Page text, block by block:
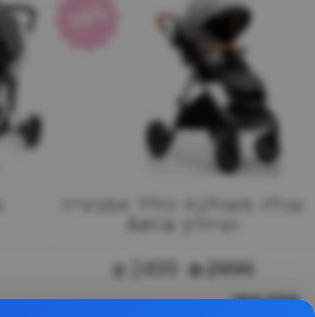
עגלה משולבת כולל אמבטיה
2999 ₪
2499 ₪
מפת אתר